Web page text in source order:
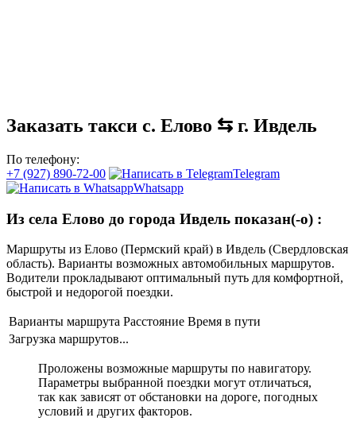
Заказать такси с. Елово ⇆ г. Ивдель
По телефону:
+7 (927) 890-72-00
Telegram
Whatsapp
Из села Елово до города Ивдель показан(-о) :
Маршруты из Елово (Пермский край) в Ивдель (Свердловская
область). Варианты возможных автомобильных маршрутов.
Водители прокладывают оптимальный путь для комфортной,
быстрой и недорогой поездки.
Варианты маршрута Расстояние Время в пути
Загрузка маршрутов...
Проложены возможные маршруты по навигатору.
Параметры выбранной поездки могут отличаться,
так как зависят от обстановки на дороге, погодных
условий и других факторов.